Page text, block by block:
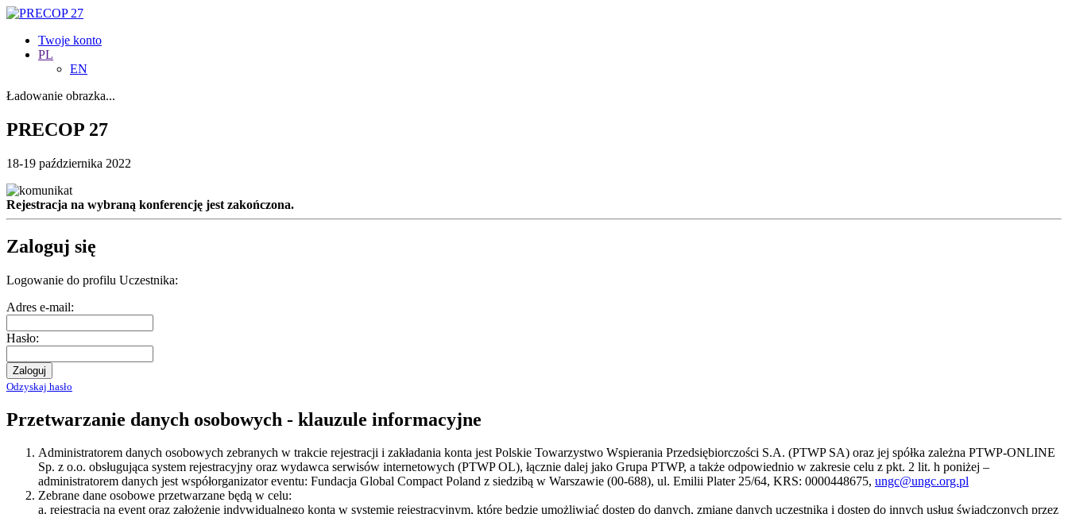
Twoje konto
PL
EN
Ładowanie obrazka...
PRECOP 27
18-19 października 2022
Rejestracja na wybraną konferencję jest zakończona.
Zaloguj się
Logowanie do profilu Uczestnika:
Adres e-mail:
Hasło:
Zaloguj
Odzyskaj hasło
Przetwarzanie danych osobowych - klauzule informacyjne
Administratorem danych osobowych zebranych w trakcie rejestracji i zakładania konta jest Polskie Towarzystwo Wspierania Przedsiębiorczości S.A. (PTWP SA) oraz jej spółka zależna PTWP-ONLINE
Sp. z o.o. obsługująca system rejestracyjny oraz wydawca serwisów internetowych (PTWP OL), łącznie dalej jako Grupa PTWP, a także odpowiednio w zakresie celu z pkt. 2 lit. h poniżej –
administratorem danych jest współorganizator eventu: Fundacja Global Compact Poland z siedzibą w Warszawie (00-688), ul. Emilii Plater 25/64, KRS: 0000448675, ungc@ungc.org.pl
Zebrane dane osobowe przetwarzane będą w celu:
a. rejestracja na event oraz założenie indywidualnego konta w systemie rejestracyjnym, które będzie umożliwiać dostęp do danych, zmianę danych uczestnika i dostęp do innych usług świadczonych przez